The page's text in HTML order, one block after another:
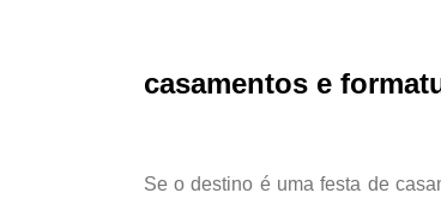
casamentos e
Se o destino é uma festa de